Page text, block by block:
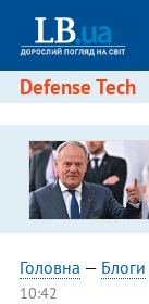
Defense Tech
Головна — Блоги
10:42